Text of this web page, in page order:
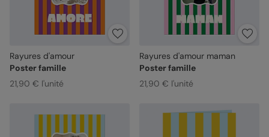
Rayures d'amour
Poster famille
21,90 € l'unité
Rayures d'amour maman
Poster famille
21,90 € l'unité